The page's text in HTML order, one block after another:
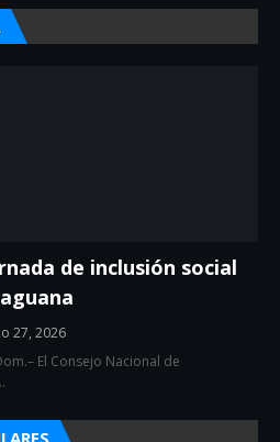
de inclusión social
27, 2026
El Consejo Nacional de